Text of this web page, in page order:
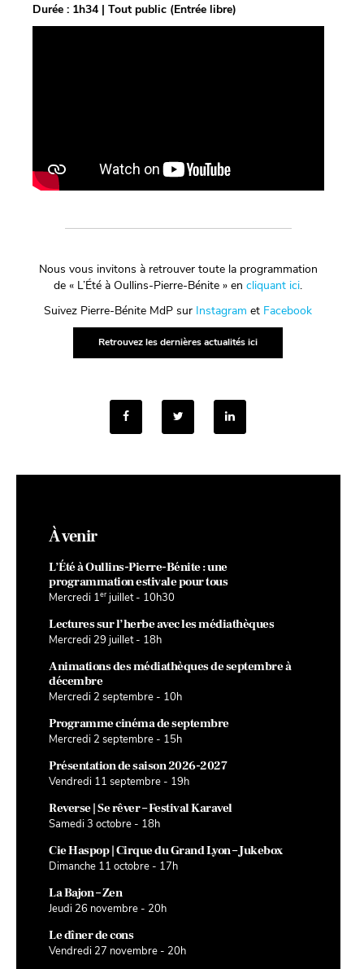
Durée : 1h34 | Tout public (Entrée libre)
Nous vous invitons à retrouver toute la programmation
de « L’Été à Oullins-Pierre-Bénite » encliquant ici.
Suivez Pierre-Bénite MdP sur Instagram et Facebook
Retrouvez les dernières actualités ici
À venir
L’Été à Oullins-Pierre-Bénite : une
programmation estivale pour tous
Mercredi 1er juillet - 10h30
Lectures sur l’herbe avec les médiathèques
Mercredi 29 juillet - 18h
Animations des médiathèques de septembre à
décembre
Mercredi 2 septembre - 10h
Programme cinéma de septembre
Mercredi 2 septembre - 15h
Présentation de saison 2026-2027
Vendredi 11 septembre - 19h
Reverse | Se rêver – Festival Karavel
Samedi 3 octobre - 18h
Cie Haspop | Cirque du Grand Lyon – Jukebox
Dimanche 11 octobre - 17h
La Bajon – Zen
Jeudi 26 novembre - 20h
Le dîner de cons
Vendredi 27 novembre - 20h